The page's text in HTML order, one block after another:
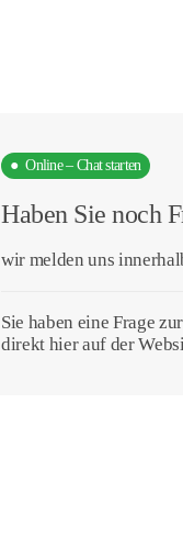
● Online – Chat starten
Haben Sie noch
wir melden uns
Sie haben eine Frage
direkt hier auf der